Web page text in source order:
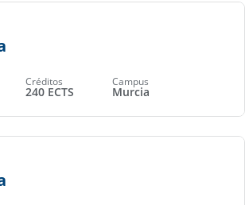
Créditos
240 ECTS
Campus
Murcia